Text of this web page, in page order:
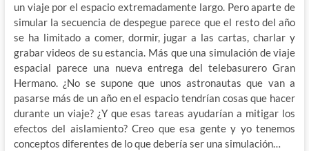
un viaje por el espacio extremadamente largo. Pero aparte de
simular la secuencia de despegue parece que el resto del año
se ha limitado a comer, dormir, jugar a las cartas, charlar y
grabar videos de su estancia. Más que una simulación de viaje
espacial parece una nueva entrega del telebasurero Gran
Hermano. ¿No se supone que unos astronautas que van a
pasarse más de un año en el espacio tendrían cosas que hacer
durante un viaje? ¿Y que esas tareas ayudarían a mitigar los
efectos del aislamiento? Creo que esa gente y yo tenemos
conceptos diferentes de lo que debería ser una simulación…